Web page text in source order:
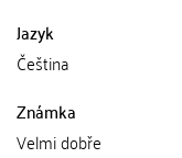
Jazyk
Čeština
Známka
Velmi dobře